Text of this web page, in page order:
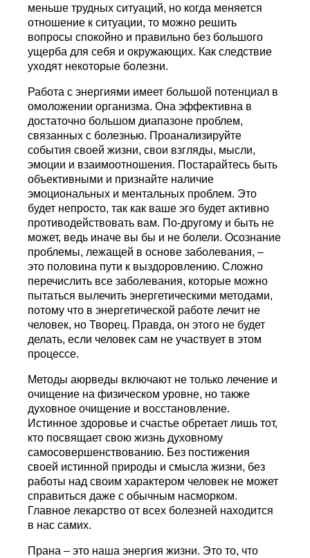
меньше трудных ситуаций, но когда меняется
отношение к ситуации, то можно решить
вопросы спокойно и правильно без большого
ущерба для себя и окружающих. Как следствие
уходят некоторые болезни.
Работа с энергиями имеет большой потенциал в
омоложении организма. Она эффективна в
достаточно большом диапазоне проблем,
связанных с болезнью. Проанализируйте
события своей жизни, свои взгляды, мысли,
эмоции и взаимоотношения. Постарайтесь быть
объективными и признайте наличие
эмоциональных и ментальных проблем. Это
будет непросто, так как ваше эго будет активно
противодействовать вам. По-другому и быть не
может, ведь иначе вы бы и не болели. Осознание
проблемы, лежащей в основе заболевания, –
это половина пути к выздоровлению. Сложно
перечислить все заболевания, которые можно
пытаться вылечить энергетическими методами,
потому что в энергетической работе лечит не
человек, но Творец. Правда, он этого не будет
делать, если человек сам не участвует в этом
процессе.
Методы аюрведы включают не только лечение и
очищение на физическом уровне, но также
духовное очищение и восстановление.
Истинное здоровье и счастье обретает лишь тот,
кто посвящает свою жизнь духовному
самосовершенствованию. Без постижения
своей истинной природы и смысла жизни, без
работы над своим характером человек не может
справиться даже с обычным насморком.
Главное лекарство от всех болезней находится
в нас самих.
Прана – это наша энергия жизни. Это то, что